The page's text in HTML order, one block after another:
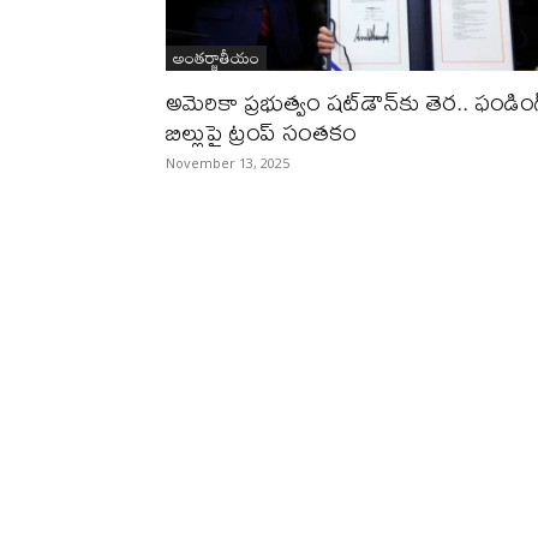
అంతర్జాతీయం
అమెరికా ప్రభుత్వం షట్‌డౌన్‌కు తెర..
బిల్లుపై ట్రంప్‌ సంతకం
November 13, 2025